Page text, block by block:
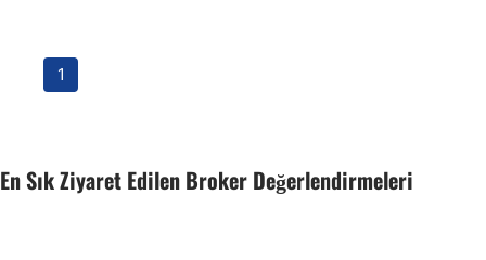
1
En Sık Ziyaret Edilen Broker Değerlendirmeleri